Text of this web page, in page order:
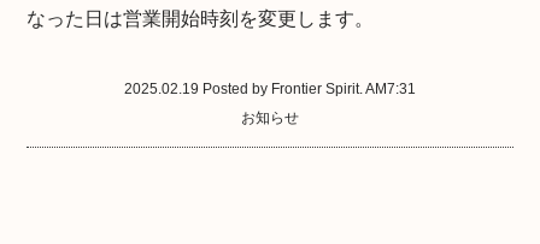
なった日は営業開始時刻を変更します。
2025.02.19 Posted by Frontier Spirit. AM7:31
お知らせ